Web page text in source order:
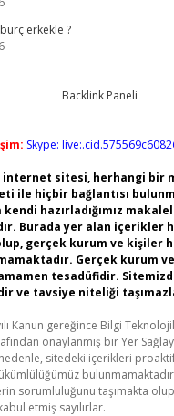
erkekle ?
Skype:
internet sitesi, herhangi bir
ile hiçbir bağlantısı
kendi hazırladığımız
Burada yer alan içerikler
gerçek kurum ve kişiler
Gerçek kurum
tesadüfidir.
ve tavsiye niteliği
Kanun gereğince Bilgi
onaylanmış bir Yer
sitedeki içerikleri
sorumluluğunu taşımakta
etmiş sayılırlar.